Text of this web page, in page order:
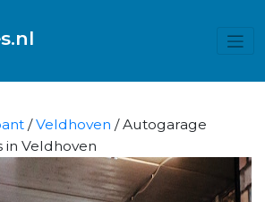
/Veldhoven / Autogarage
Veldhoven